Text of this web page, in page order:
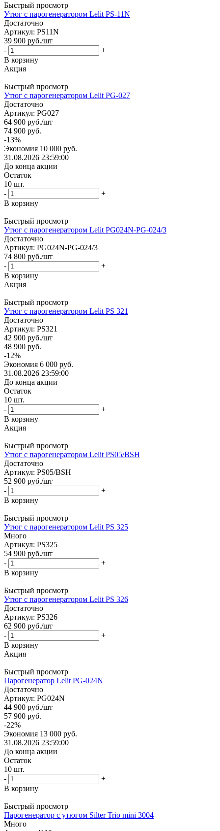
Быстрый просмотр
Утюг с парогенератором Lelit PS-11N
Достаточно
Артикул: PS11N
39 900 руб./шт
-
+
В корзину
Акция
Быстрый просмотр
Утюг с парогенератором Lelit PG-027
Достаточно
Артикул: PG027
64 900 руб./шт
74 900 руб.
-13%
Экономия 10 000 руб.
31.08.2026 23:59:00
До конца акции
Остаток
10 шт.
-
+
В корзину
Быстрый просмотр
Утюг с парогенератором Lelit PG024N-PG-024/3
Достаточно
Артикул: PG024N-PG-024/3
74 800 руб./шт
-
+
В корзину
Акция
Быстрый просмотр
Утюг с парогенератором Lelit PS 321
Достаточно
Артикул: PS321
42 900 руб./шт
48 900 руб.
-12%
Экономия 6 000 руб.
31.08.2026 23:59:00
До конца акции
Остаток
10 шт.
-
+
В корзину
Акция
Быстрый просмотр
Утюг с парогенератором Lelit PS05/BSH
Достаточно
Артикул: PS05/BSH
52 900 руб./шт
-
+
В корзину
Быстрый просмотр
Утюг с парогенератором Lelit PS 325
Много
Артикул: PS325
54 900 руб./шт
-
+
В корзину
Быстрый просмотр
Утюг с парогенератором Lelit PS 326
Достаточно
Артикул: PS326
62 900 руб./шт
-
+
В корзину
Акция
Быстрый просмотр
Парогенератор Lelit PG-024N
Достаточно
Артикул: PG024N
44 900 руб./шт
57 900 руб.
-22%
Экономия 13 000 руб.
31.08.2026 23:59:00
До конца акции
Остаток
10 шт.
-
+
В корзину
Быстрый просмотр
Парогенератор с утюгом Silter Trio mini 3004
Много